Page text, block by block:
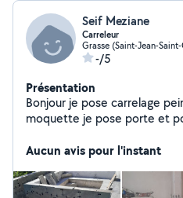
Seif Meziane
Carreleur
Grasse (Saint-Jean-
-/5
Présentation
Bonjour je pose carrelage
moquette je pose porte et
Aucun avis pour l'instant